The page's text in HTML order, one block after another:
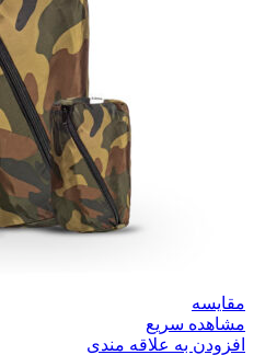
مقایسه
مشاهده سریع
افزودن به علاقه مندی